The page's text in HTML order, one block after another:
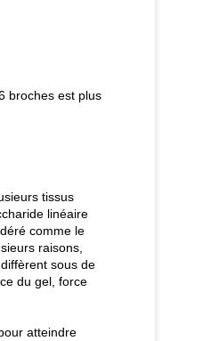
broches est plus
tissus
linéaire
comme le
raisons,
sous de
du gel, force
atteindre